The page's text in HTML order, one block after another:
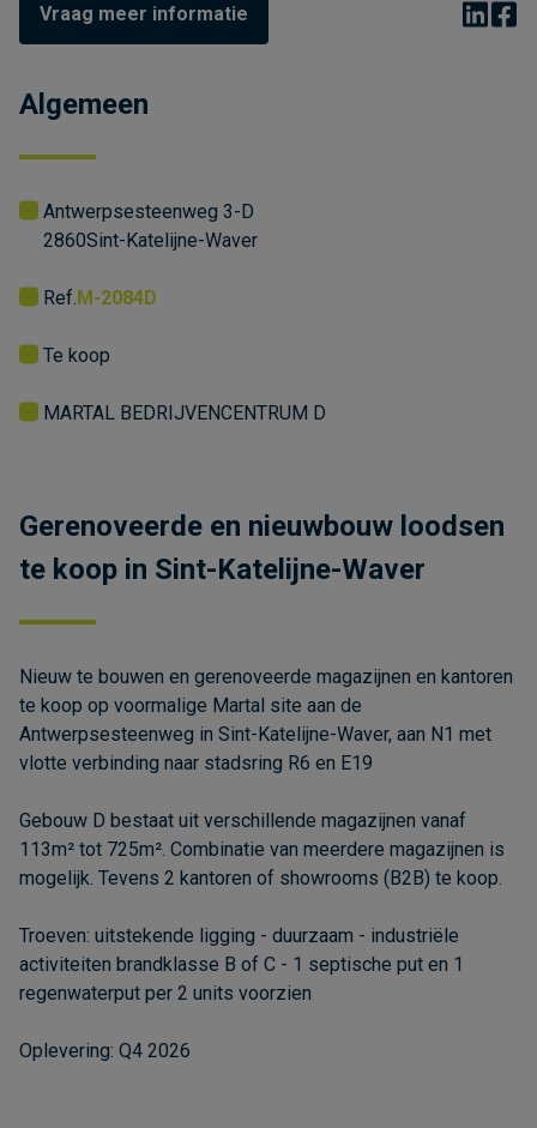
Vraag meer informatie
Algemeen
Sint-Katelijne-Waver
2860
Antwerpsesteenweg 3-D
Ref. M-2084D
Te koop
MARTAL BEDRIJVENCENTRUM D
Gerenoveerde en nieuwbouw loodsen
te koop in Sint-Katelijne-Waver
Nieuw te bouwen en gerenoveerde magazijnen en kantoren
te koop op voormalige Martal site aan de
Antwerpsesteenweg in Sint-Katelijne-Waver, aan N1 met
vlotte verbinding naar stadsring R6 en E19
Gebouw D bestaat uit verschillende magazijnen vanaf
113m² tot 725m². Combinatie van meerdere magazijnen is
mogelijk. Tevens 2 kantoren of showrooms (B2B) te koop.
Troeven: uitstekende ligging - duurzaam - industriële
activiteiten brandklasse B of C - 1 septische put en 1
regenwaterput per 2 units voorzien
Oplevering: Q4 2026